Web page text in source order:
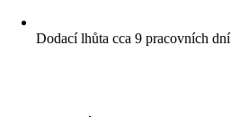
Dodací lhůta cca 9 pracovních dní